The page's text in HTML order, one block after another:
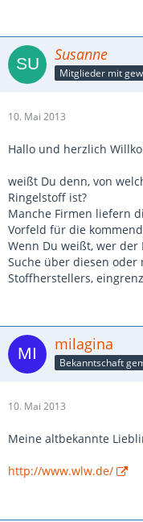
Susanne
10. Mai 2013
Hallo und herzlich
weißt Du denn, von
Ringelstoff ist?
Manche Firmen liefern
Vorfeld für die
Wenn Du weißt, wer
Suche über diesen
Stoffherstellers,
milagina
Bekanntschaft
10. Mai 2013
Meine altbekannte
http://www.wlw.de/